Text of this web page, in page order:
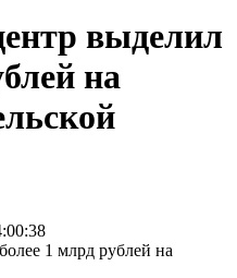
выделил
на